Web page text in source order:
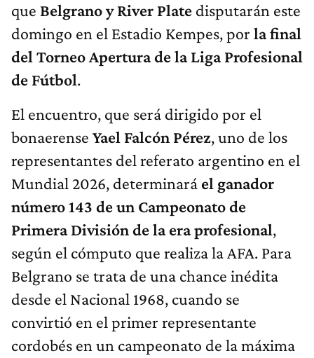
que Belgrano y River Plate disputarán este
domingo en el Estadio Kempes, por la final
del Torneo Apertura de la Liga Profesional
de Fútbol.
El encuentro, que será dirigido por el
bonaerense Yael Falcón Pérez, uno de los
representantes del referato argentino en el
Mundial 2026, determinará el ganador
número 143 de un Campeonato de
Primera División de la era profesional,
según el cómputo que realiza la AFA. Para
Belgrano se trata de una chance inédita
desde el Nacional 1968, cuando se
convirtió en el primer representante
cordobés en un campeonato de la máxima